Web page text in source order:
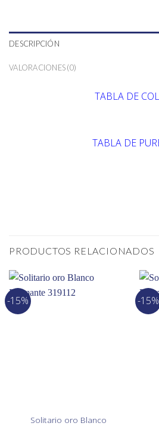
DESCRIPCIÓN
VALORACIONES (0)
TABLA DE
TABLA DE
PRODUCTOS RELACIONADOS
-15%
Solitario oro Blanco
-15%